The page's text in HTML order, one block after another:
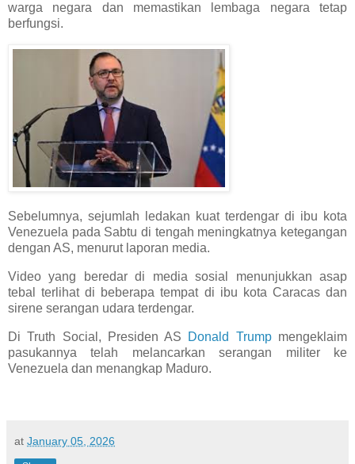
warga negara dan memastikan lembaga negara tetap
berfungsi.
Sebelumnya, sejumlah ledakan kuat terdengar di ibu kota
Venezuela pada Sabtu di tengah meningkatnya ketegangan
dengan AS, menurut laporan media.
Video yang beredar di media sosial menunjukkan asap
tebal terlihat di beberapa tempat di ibu kota Caracas dan
sirene serangan udara terdengar.
Di Truth Social, Presiden AS Donald Trumpmengeklaim
pasukannya telah melancarkan serangan militer ke
Venezuela dan menangkap Maduro.
at January 05, 2026